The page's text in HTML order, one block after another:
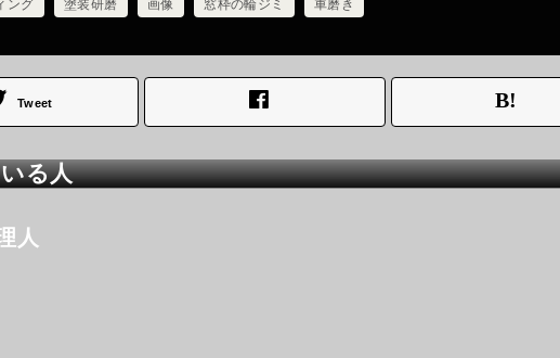
ング 塗装研磨 画像 窓枠の輪ジミ 車磨き
Tweet
る人
人